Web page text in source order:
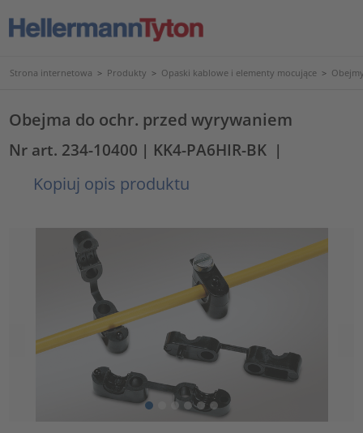
Strona internetowa > Produkty > Opaski kablowe i elementy mocujące >
Obejma do ochr. przed wyrywaniem
Nr art. 234-10400 | KK4-PA6HIR-BK |
Kopiuj opis produktu